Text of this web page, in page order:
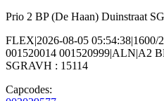
Prio 2 BP (De Haan) Duinstraat
FLEX|2026-08-05 05:54:38|1600/
001520014 001520999|ALN|A2
SGRAVH : 15114
Capcodes: